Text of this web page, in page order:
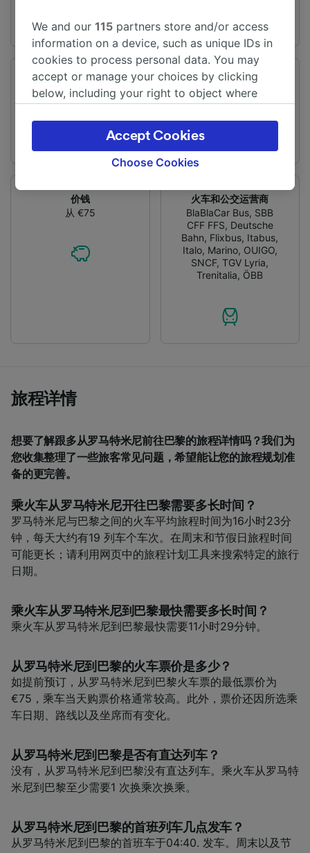
频率
每天有19趟列车
变化
1次换乘
价钱
从 €75
火车和公交运营商
BlaBlaCar Bus, SBB
CFF FFS, Deutsche
Bahn, Flixbus, Itabus,
Italo, Marino, OUIGO,
SNCF,TGV Lyria,
Trenitalia, ÖBB
旅程详情
想要了解跟多从罗马特米尼前往巴黎的旅程详情吗？我们为
您收集整理了一些旅客常见问题，希望能让您的旅程规划准
备的更完善。
乘火车从罗马特米尼开往巴黎需要多长时间？
罗马特米尼与巴黎之间的火车平均旅程时间为16小时23分
钟，每天大约有19 列车个车次。在周末和节假日旅程时间
可能更长；请利用网页中的旅程计划工具来搜索特定的旅行
日期。
乘火车从罗马特米尼到巴黎最快需要多长时间？
乘火车从罗马特米尼到巴黎最快需要11小时29分钟。
从罗马特米尼到巴黎的火车票价是多少？
如提前预订，从罗马特米尼到巴黎火车票的最低票价为
€75，乘车当天购票价格通常较高。此外，票价还因所选乘
车日期、路线以及坐席而有变化。
从罗马特米尼到巴黎是否有直达列车？
没有，从罗马特米尼到巴黎没有直达列车。乘火车从罗马特
米尼到巴黎至少需要1 次换乘次换乘。
从罗马特米尼到巴黎的首班列车几点发车？
从罗马特米尼到巴黎的首班车于04:40. 发车。周末以及节
We and our115 partners store and/or access
information on a device, such as unique IDs in
cookies to process personal data. You may
accept or manage your choices by clicking
below, including your right to object where
the privacy policy page. These choices will be
signaled to our partners and will not affect
browsing data. Your data will not be used for
track you.
We and our partners process data to provide:
Use precise geolocation data. Actively scan
device characteristics for identification. Store
and/or access information on a device.
Personalised advertising and content,
audience research and services development.
Choose Cookies
Accept Cookies